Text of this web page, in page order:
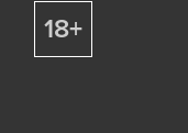
18+